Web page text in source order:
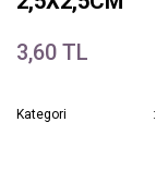
3,60 TL
Kategori